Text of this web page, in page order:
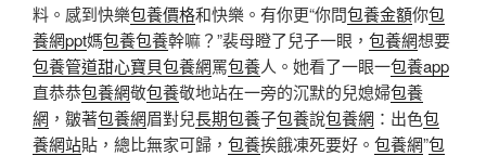
料。感到快樂包養價格和快樂。有你更“你問包養金額你包
養網ppt媽包養包養幹嘛？”裴母瞪了兒子一眼， 包養網想要
包養管道甜心寶貝包養網罵包養人。她看了一眼一包養app
直恭恭包養網敬包養敬地站在一旁的沉默的兒媳婦包養
網 ，皺著包養網眉對兒長期包養子包養說包養網 ：出色包
養網站貼，總比無家可歸， 包養挨餓凍死要好。 包養網”包